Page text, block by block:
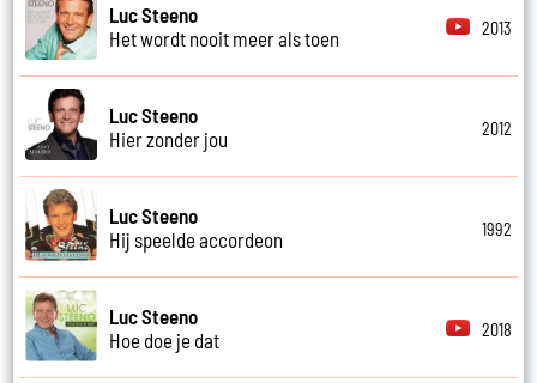
Luc Steeno
Het wordt nooit meer als toen
2013
Luc Steeno
Hier zonder jou
2012
Luc Steeno
Hij speelde accordeon
1992
Luc Steeno
Hoe doe je dat
2018